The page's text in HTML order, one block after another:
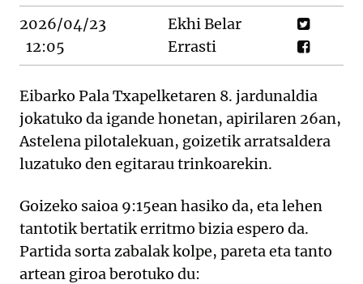
2026/04/23
12:05
Ekhi Belar
Errasti
Eibarko Pala Txapelketaren 8. jardunaldia
jokatuko da igande honetan, apirilaren 26an,
Astelena pilotalekuan, goizetik arratsaldera
luzatuko den egitarau trinkoarekin.
Goizeko saioa 9:15ean hasiko da, eta lehen
tantotik bertatik erritmo bizia espero da.
Partida sorta zabalak kolpe, pareta eta tanto
artean giroa berotuko du: